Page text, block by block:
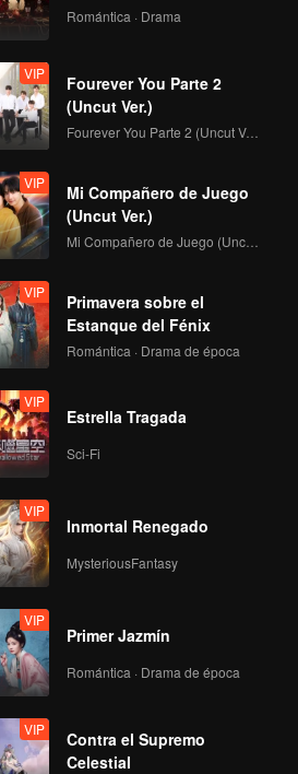
Romántica · Drama
VIP
Fourever You Parte 2
(Uncut Ver.)
Fourever You Parte 2 (Uncut Ver.)
VIP
Mi Compañero de Juego
(Uncut Ver.)
Mi Compañero de Juego (Uncut Ver.)
VIP
Primavera sobre el
Estanque del Fénix
Romántica · Drama de época
VIP
Estrella Tragada
Sci-Fi
VIP
Inmortal Renegado
MysteriousFantasy
VIP
Primer Jazmín
Romántica · Drama de época
VIP
Contra el Supremo
Celestial